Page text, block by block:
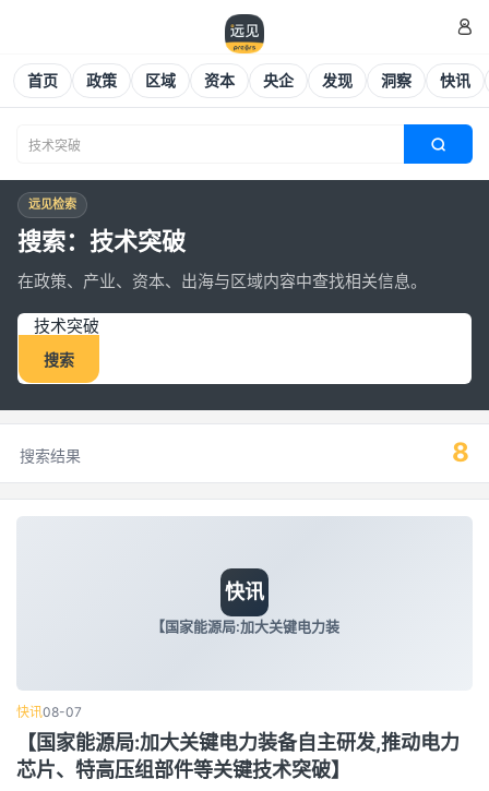

首页 政策 区域 资本 央企 发现 洞察 快讯

远见检索
搜索：技术突破
在政策、产业、资本、出海与区域内容中查找相关信息。
搜索
搜索结果 8
快讯
【国家能源局:加大关键电力装
快讯08-07
【国家能源局:加大关键电力装备自主研发,推动电力
芯片、特高压组部件等关键技术突破】